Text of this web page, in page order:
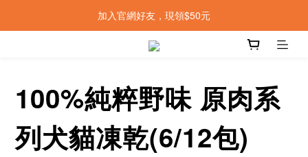
加入官網好友，現領$50元
100%純粹野味 原肉系
列犬貓凍乾(6/12包)